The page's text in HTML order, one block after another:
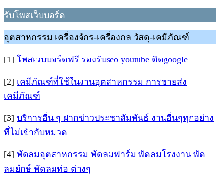
รับโพสเว็บบอร์ด
อุตสาหกรรม เครื่องจักร-เครื่องกล วัสดุ-เคมีภัณฑ์
[1] โพสเวบบอร์ดฟรี รองรับseo youtube ติดgoogle
[2] เคมีภัณฑ์ที่ใช้ในงานอุตสาหกรรม การขายส่ง
เคมีภัณฑ์
[3] บริการอื่น ๆ ฝากข่าวประชาสัมพันธ์ งานอื่นๆทุกอย่าง
ที่ไม่เข้ากับหมวด
[4] พัดลมอุตสาหกรรม พัดลมฟาร์ม พัดลมโรงงาน พัด
ลมยํกษ์ พัดลมท่อ ต่างๆ